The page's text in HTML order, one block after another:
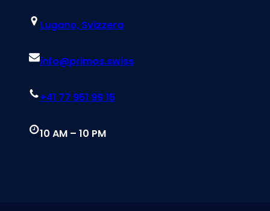
Lugano, Svizzera
info@primos.swiss
+41 77 951 99 15
10 AM – 10 PM